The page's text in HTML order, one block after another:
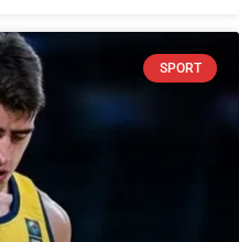
SPORT